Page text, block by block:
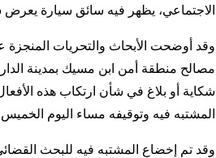
الاجتماعي، يظهر فيه سائق سيارة يعرض
وقد أوضحت الأبحاث والتحريات المنجزة
مصالح منطقة أمن ابن مسيك بمدينة
شكاية أو بلاغ في شأن ارتكاب هذه
المشتبه فيه وتوقيفه مساء اليوم
وقد تم إخضاع المشتبه فيه للبحث